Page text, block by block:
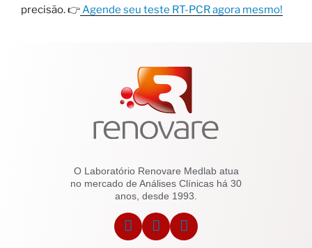
precisão. 👉Agende seu teste RT-PCR agora mesmo!
O Laboratório Renovare Medlab atua
no mercado de Análises Clínicas há 30
anos, desde 1993.